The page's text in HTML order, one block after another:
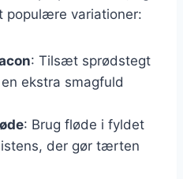
populære variationer:
: Tilsæt sprødstegt
ekstra smagfuld
: Brug fløde i fyldet
der gør tærten